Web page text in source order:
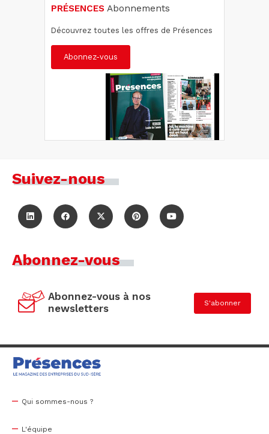
PRÉSENCES Abonnements
Découvrez toutes les offres de Présences
Abonnez-vous
Suivez-nous
Abonnez-vous
Abonnez-vous à nos
newsletters
S'abonner
Qui sommes-nous ?
L'équipe